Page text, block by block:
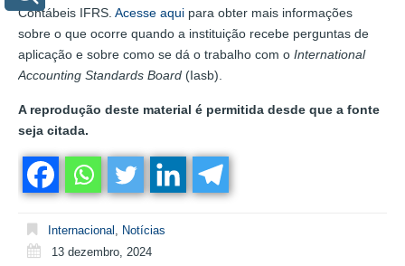
Contábeis IFRS. Acesse aqui para obter mais informações
sobre o que ocorre quando a instituição recebe perguntas de
aplicação e sobre como se dá o trabalho com o International
Accounting Standards Board (Iasb).
A reprodução deste material é permitida desde que a fonte
seja citada.
Internacional
Notícias
13 dezembro, 2024